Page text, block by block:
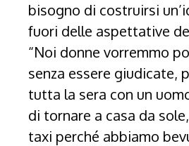
bisogno di costruirsi
fuori delle aspettative
“Noi donne vorremmo
senza essere giudicate,
tutta la sera con un
di tornare a casa da
taxi perché abbiamo